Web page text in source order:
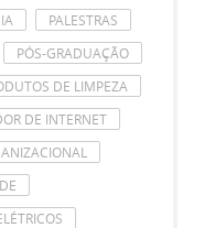
PALESTRAS
PÓS-GRADUAÇÃO
DE LIMPEZA
DE INTERNET